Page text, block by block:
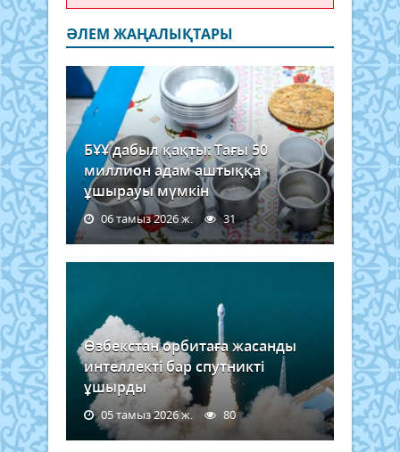
ӘЛЕМ ЖАҢАЛЫҚТАРЫ
БҰҰ дабыл қақты: Тағы 50
миллион адам аштыққа
ұшырауы мүмкін
06 тамыз 2026 ж. 31
Өзбекстан орбитаға жасанды
интеллекті бар спутникті
ұшырды
05 тамыз 2026 ж. 80